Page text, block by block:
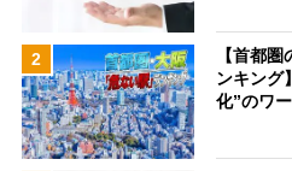
2
【首都
ンキング
化”のワ